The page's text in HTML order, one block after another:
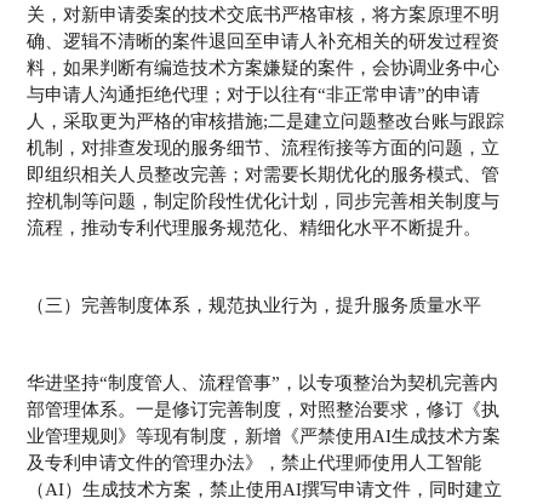
关，对新申请委案的技术交底书严格审核，将方案原理不明
确、逻辑不清晰的案件退回至申请人补充相关的研发过程资
料，如果判断有编造技术方案嫌疑的案件，会协调业务中心
与申请人沟通拒绝代理；对于以往有“非正常申请”的申请
人，采取更为严格的审核措施;二是建立问题整改台账与跟踪
机制，对排查发现的服务细节、流程衔接等方面的问题，立
即组织相关人员整改完善；对需要长期优化的服务模式、管
控机制等问题，制定阶段性优化计划，同步完善相关制度与
流程，推动专利代理服务规范化、精细化水平不断提升。
（三）完善制度体系，规范执业行为，提升服务质量水平
华进坚持“制度管人、流程管事”，以专项整治为契机完善内
部管理体系。一是修订完善制度，对照整治要求，修订《执
业管理规则》等现有制度，新增《严禁使用AI生成技术方案
及专利申请文件的管理办法》，禁止代理师使用人工智能
（AI）生成技术方案，禁止使用AI撰写申请文件，同时建立